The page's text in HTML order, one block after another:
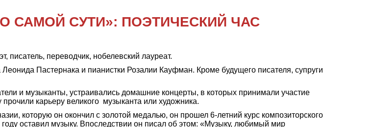
САМОЙ СУТИ»: ПОЭТИЧЕСКИЙ ЧАС
писатель, переводчик, нобелевский лауреат.
Пастернака и пианистки Розалии Кауфман. Кроме будущего писателя, супруги
и музыканты, устраивались домашние концерты, в которых принимали участие
карьеру великого музыканта или художника.
которую он окончил с золотой медалью, он прошел 6-летний курс композиторского
оставил музыку. Впоследствии он писал об этом: «Музыку, любимый мир